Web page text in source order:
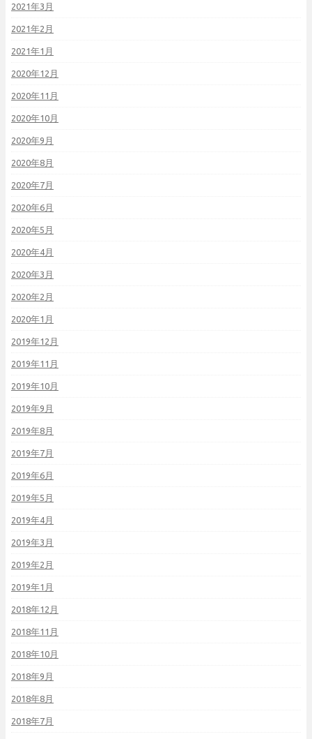
2021年3月
2021年2月
2021年1月
2020年12月
2020年11月
2020年10月
2020年9月
2020年8月
2020年7月
2020年6月
2020年5月
2020年4月
2020年3月
2020年2月
2020年1月
2019年12月
2019年11月
2019年10月
2019年9月
2019年8月
2019年7月
2019年6月
2019年5月
2019年4月
2019年3月
2019年2月
2019年1月
2018年12月
2018年11月
2018年10月
2018年9月
2018年8月
2018年7月